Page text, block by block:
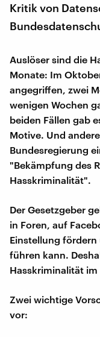
Kritik von
Auslöser sind die
Monate: Im
angegriffen, zwei
wenigen Wochen
beiden Fällen gab
Motive. Und
Bundesregierung
"Bekämpfung des
Hasskriminalität".
Der Gesetzgeber
in Foren, auf
Einstellung
führen kann.
Hasskriminalität
Zwei wichtige
vor: